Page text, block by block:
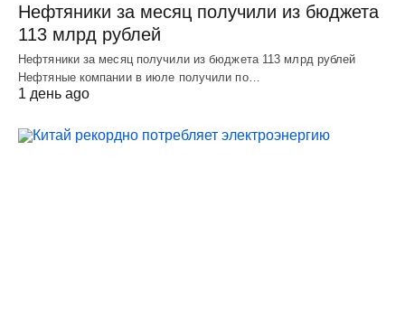
Нефтяники за месяц получили из бюджета
113 млрд рублей
Нефтяники за месяц получили из бюджета 113 млрд рублей
Нефтяные компании в июле получили по…
1 день ago